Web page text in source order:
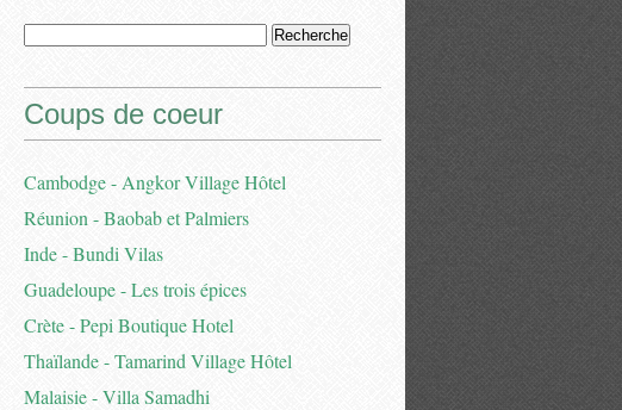
Coups de coeur
Cambodge - Angkor Village Hôtel
Réunion - Baobab et Palmiers
Inde - Bundi Vilas
Guadeloupe - Les trois épices
Crète - Pepi Boutique Hotel
Thaïlande - Tamarind Village Hôtel
Malaisie - Villa Samadhi